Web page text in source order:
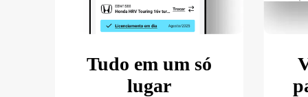
Tudo em um só
lugar